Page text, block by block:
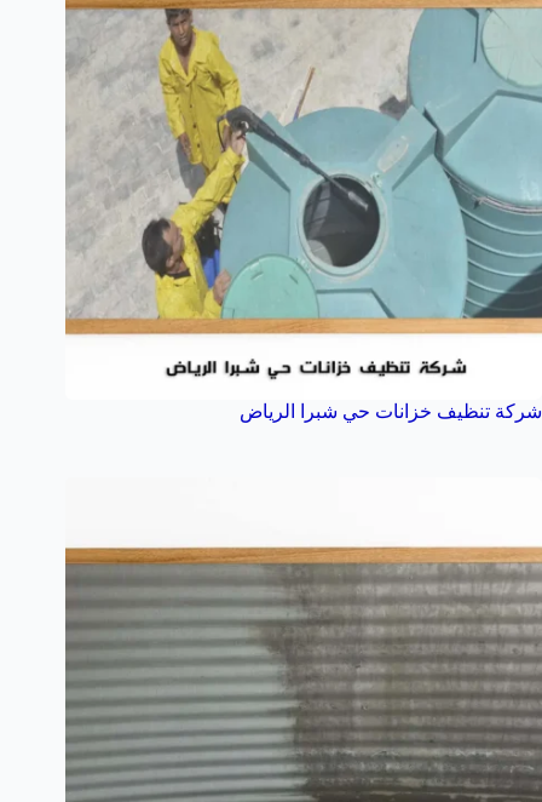
شركة تنظيف خزانات حي شبرا الرياض